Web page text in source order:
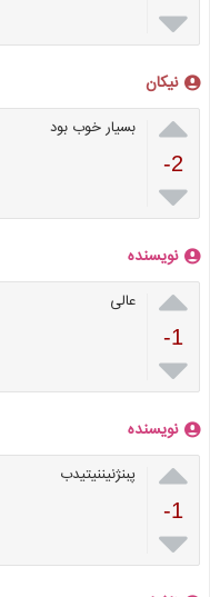

نیکان

-2

بسیار خوب بود
نویسنده

-1

عالی
نویسنده

-1

پبنژنیننیتیدب